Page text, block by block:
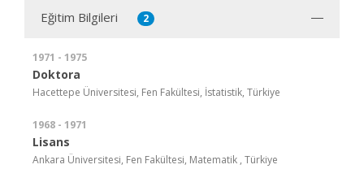
Eğitim Bilgileri 2
1971 - 1975
Doktora
Hacettepe Üniversitesi, Fen Fakültesi, İstatistik, Türkiye
1968 - 1971
Lisans
Ankara Üniversitesi, Fen Fakültesi, Matematik , Türkiye